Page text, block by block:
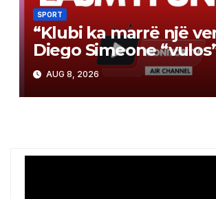
SPORT
“Klubi ka marrë një
Diego Simeone
Julian Alvarez
AUG 8, 2026